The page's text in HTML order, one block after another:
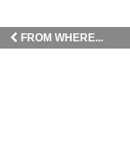
FROM WHERE...